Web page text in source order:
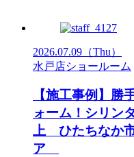
2026.07.09 （Thu）
水戸店ショールーム
【施工事例】勝
ォーム！シリン
上 ひたちなか
ア